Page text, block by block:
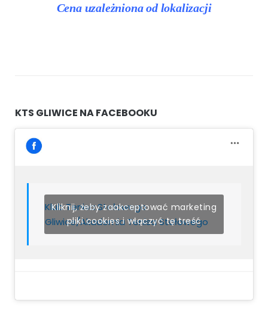
Cena uzależniona od lokalizacji
KTS GLIWICE NA FACEBOOKU
Klub Tenisa Stołowego
Gliwice/Akademia Tenisa Stołowego
Kliknij, żeby zaakceptować marketing
pliki cookies i włączyć tę treść